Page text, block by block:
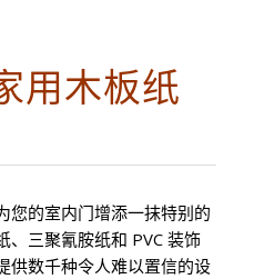
用木板纸
您的室内门增添一抹特别的
、三聚氰胺纸和 PVC 装饰
供数千种令人难以置信的设